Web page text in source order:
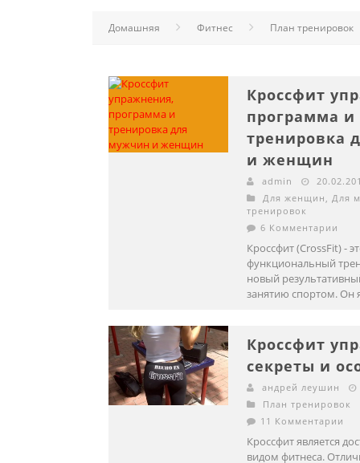
Домашняя Фитнес План тренировок
Кроссфит
программа и
тренировка
и женщин
admin
Для женщин , Для
тренировок
6 Комментарии
Кроссфит (CrossFit) -
функциональный
новый
занятию спортом. Он
Кроссфит
секреты и
андрей леушин
План тренировок
11 Комментарии
Кроссфит является
видом фитнеса.